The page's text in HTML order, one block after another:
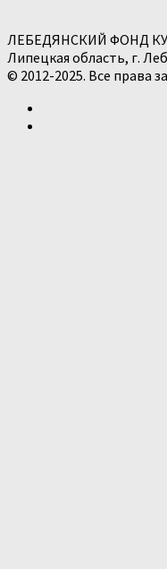
ЛЕБЕДЯНСКИЙ ФОНД
Липецкая область, г.
© 2012-2025. Все права